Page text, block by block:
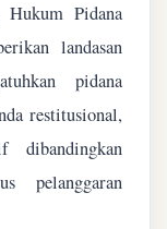
Hukum Pidana
landasan
pidana
restitusional,
pelanggaran